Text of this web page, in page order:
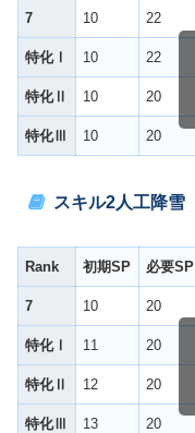
7 10 22
特化Ⅰ 10 22
特化Ⅱ 10 20
特化Ⅲ 10 20
スキル2人工降雪
Rank 初期SP 必要SP
7 10 20
特化Ⅰ 11 20
特化Ⅱ 12 20
特化Ⅲ 13 20